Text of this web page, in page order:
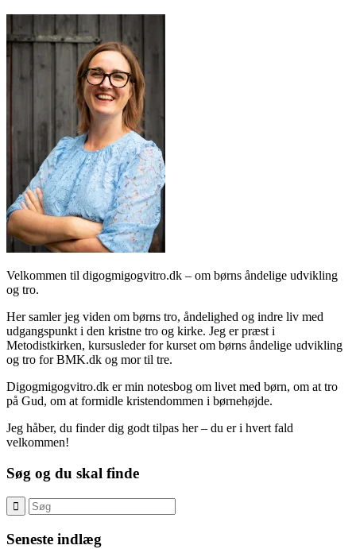
Velkommen til digogmigogvitro.dk – om børns åndelige udvikling
og tro.
Her samler jeg viden om børns tro, åndelighed og indre liv med
udgangspunkt i den kristne tro og kirke. Jeg er præst i
Metodistkirken, kursusleder for kurset om børns åndelige udvikling
og tro for BMK.dk og mor til tre.
Digogmigogvitro.dk er min notesbog om livet med børn, om at tro
på Gud, om at formidle kristendommen i børnehøjde.
Jeg håber, du finder dig godt tilpas her – du er i hvert fald
velkommen!
Søg og du skal finde
Seneste indlæg